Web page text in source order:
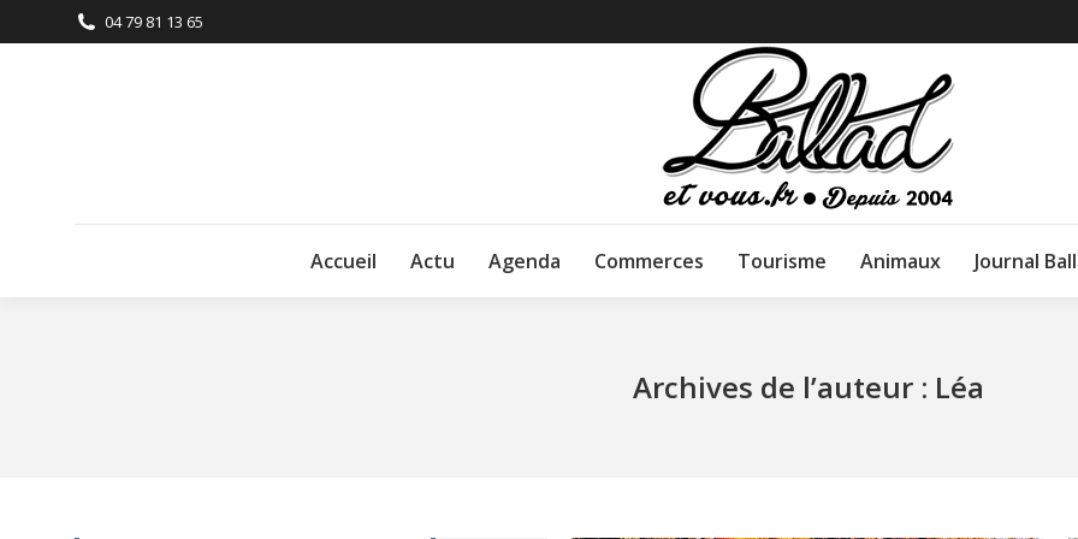
04 79 81 13 65
Accueil Actu Agenda Commerces Tourisme Animaux Journal
Archives de l’auteur : Léa